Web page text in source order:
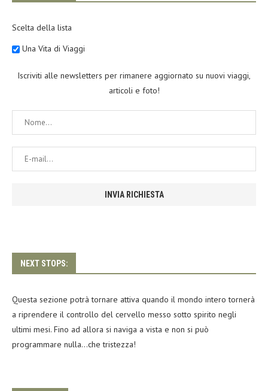
Scelta della lista
Una Vita di Viaggi
Iscriviti alle newsletters per rimanere aggiornato su nuovi viaggi,
articoli e foto!
NEXT STOPS:
Questa sezione potrà tornare attiva quando il mondo intero tornerà
a riprendere il controllo del cervello messo sotto spirito negli
ultimi mesi. Fino ad allora si naviga a vista e non si può
programmare nulla…che tristezza!